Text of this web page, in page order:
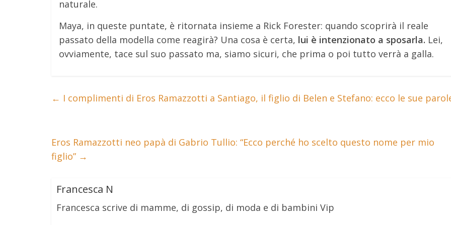
naturale.
Maya, in queste puntate, è ritornata insieme a Rick Forester: quando scoprirà il reale
passato della modella come reagirà? Una cosa è certa, lui è intenzionato a sposarla. Lei,
ovviamente, tace sul suo passato ma, siamo sicuri, che prima o poi tutto verrà a galla.
← I complimenti di Eros Ramazzotti a Santiago, il figlio di Belen e Stefano: ecco le sue
Eros Ramazzotti neo papà di Gabrio Tullio: “Ecco perché ho scelto questo nome per mio
figlio” →
Francesca N
Francesca scrive di mamme, di gossip, di moda e di bambini Vip